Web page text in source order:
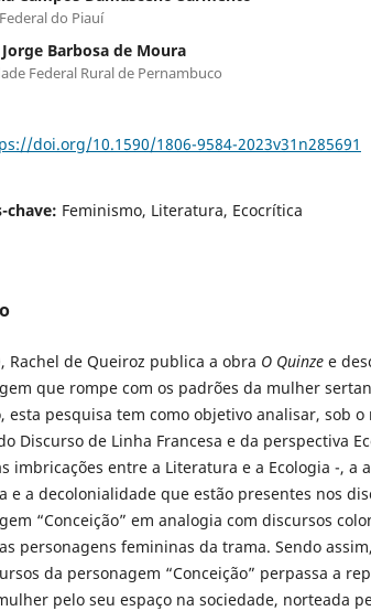
do Piauí
Barbosa de Moura
Federal Rural de Pernambuco
doi.org/10.1590/1806-9584-2023v31n285691
chave: Feminismo, Literatura, Ecocrítica
Rachel de Queiroz publica a obra O Quinze e
que rompe com os padrões da mulher
esta pesquisa tem como objetivo analisar, sob o
Discurso de Linha Francesa e da perspectiva
imbricações entre a Literatura e a Ecologia -, a
e a decolonialidade que estão presentes nos
“Conceição” em analogia com discursos
personagens femininas da trama. Sendo
da personagem “Conceição” perpassa a
pelo seu espaço na sociedade, norteada